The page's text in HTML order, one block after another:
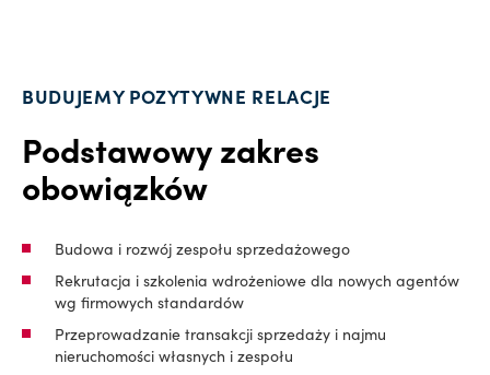
BUDUJEMY POZYTYWNE RELACJE
Podstawowy zakres
obowiązków
Budowa i rozwój zespołu sprzedażowego
Rekrutacja i szkolenia wdrożeniowe dla nowych agentów
wg firmowych standardów
Przeprowadzanie transakcji sprzedaży i najmu
nieruchomości własnych i zespołu